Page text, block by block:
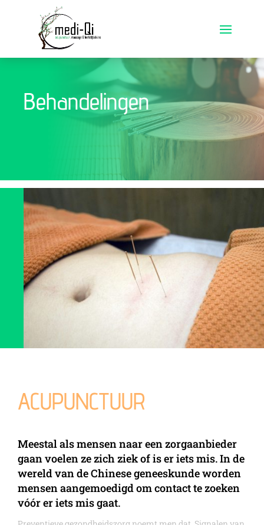
Behandelingen
ACUPUNCTUUR
Meestal als mensen naar een zorgaanbieder
gaan voelen ze zich ziek of is er iets mis. In de
wereld van de Chinese geneeskunde worden
mensen aangemoedigd om contact te zoeken
vóór er iets mis gaat.